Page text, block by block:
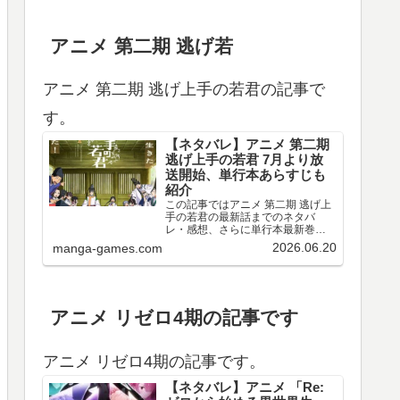
アニメ 第二期 逃げ若
アニメ 第二期 逃げ上手の若君の記事で
す。
【ネタバレ】アニメ 第二期
逃げ上手の若君 7月より放
送開始、単行本あらすじも
紹介
この記事ではアニメ 第二期 逃げ上
手の若君の最新話までのネタバ
レ・感想、さらに単行本最新巻ま
でのあらすじ・まとめ等をご紹介
します。TVアニメ 逃げ上手の若君
第十三～十五回のネタバレ、感想
manga-games.com 2026.06.20
アニメ リゼロ4期の記事です
アニメ リゼロ4期の記事です。
【ネタバレ】アニメ 「Re: